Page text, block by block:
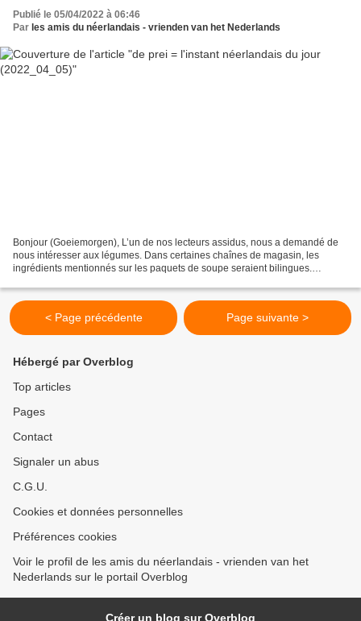
Publié le 05/04/2022 à 06:46
Par les amis du néerlandais - vrienden van het Nederlands
Bonjour (Goeiemorgen), L’un de nos lecteurs assidus, nous a demandé de
nous intéresser aux légumes. Dans certaines chaînes de magasin, les
ingrédients mentionnés sur les paquets de soupe seraient bilingues.
< Page précédente Page suivante >
Hébergé par Overblog
Top articles
Pages
Contact
Signaler un abus
C.G.U.
Cookies et données personnelles
Préférences cookies
Voir le profil de les amis du néerlandais - vrienden van het
Nederlands sur le portail Overblog
Créer un blog sur Overblog